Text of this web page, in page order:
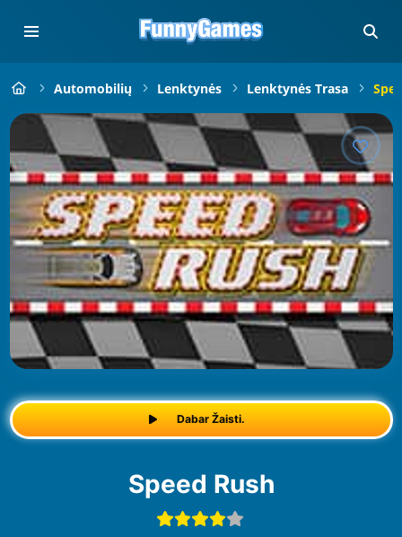
Automobilių Lenktynės Lenktynės Trasa
Dabar Žaisti.
Speed Rush